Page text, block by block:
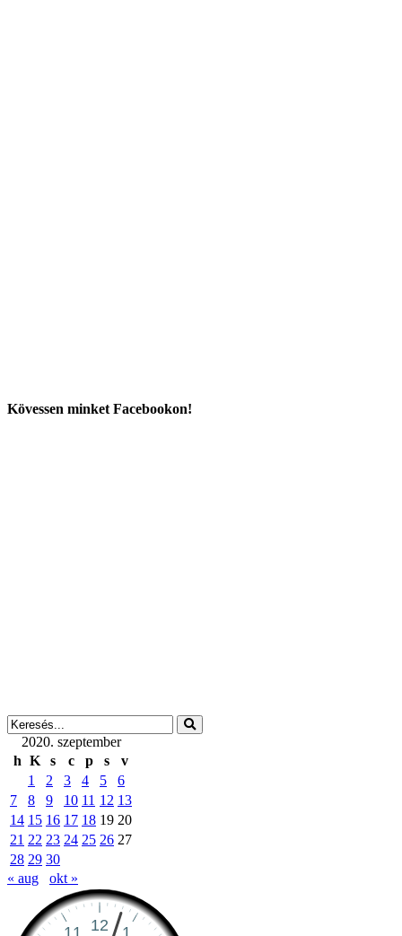
Kövessen minket Facebookon!
2020. szeptember
h K s c p s
v
1
2 3 4 5
6
7
8 9 10 11 12 13
14 15 16 17 18 19 20
21 22 23 24 25 26 27
28 29 30
« aug
okt »